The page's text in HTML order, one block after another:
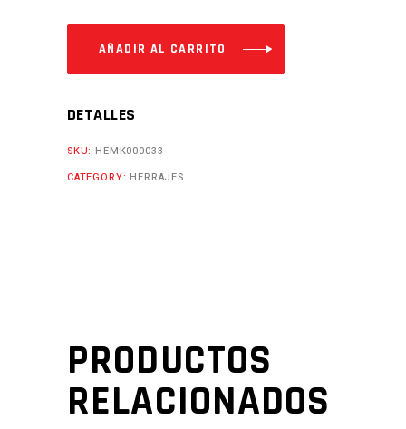
Cantidad
AÑADIR AL CARRITO
DETALLES
SKU: HEMK000033
CATEGORY: HERRAJES
PRODUCTOS
RELACIONADOS